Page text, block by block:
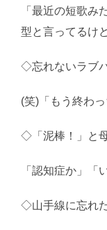
「最近の短歌み
型と言ってるけ
◇忘れないラブ
(笑)「もう終わっ
◇「泥棒！」と
「認知症か」「
◇山手線に忘れ